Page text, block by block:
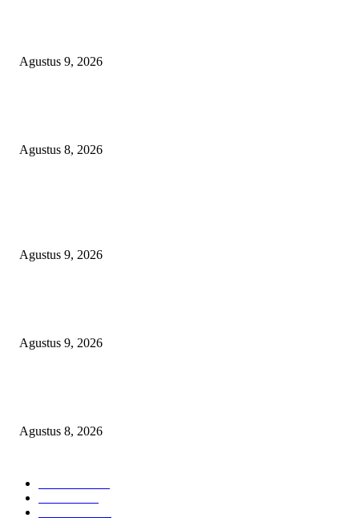
Agustus 9, 2026
Agustus 8, 2026
Agustus 9, 2026
Agustus 9, 2026
Agustus 8, 2026